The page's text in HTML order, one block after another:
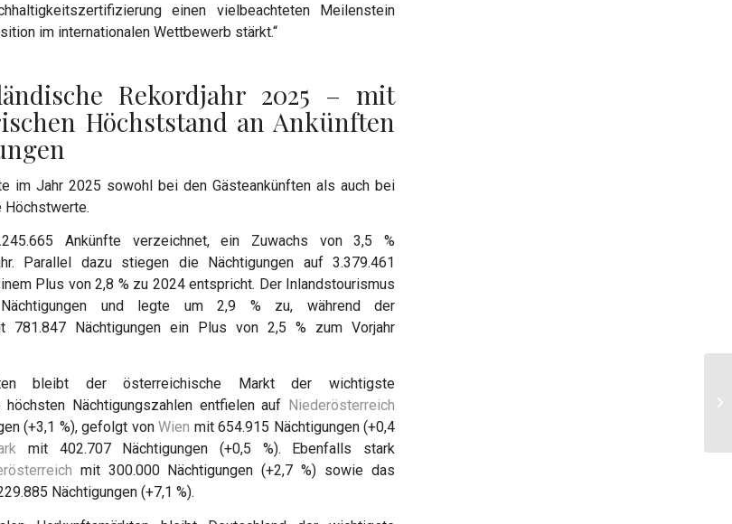
einen vielbeachteten Meilenstein
im internationalen Wettbewerb stärkt.“
Rekordjahr 2025 – mit
Höchststand an Ankünften
im Jahr 2025 sowohl bei den Gästeankünften als auch bei
Höchstwerte.
Ankünfte verzeichnet, ein Zuwachs von 3,5 %
Parallel dazu stiegen die Nächtigungen auf 3.379.461
Plus von 2,8 % zu 2024 entspricht. Der Inlandstourismus
Nächtigungen und legte um 2,9 % zu, während der
781.847 Nächtigungen ein Plus von 2,5 % zum Vorjahr
bleibt der österreichische Markt der wichtigste
höchsten Nächtigungszahlen entfielen auf Niederösterreich
(+3,1 %), gefolgt vonWien mit 654.915 Nächtigungen (+0,4
mit 402.707 Nächtigungen (+0,5 %). Ebenfalls stark
mit 300.000 Nächtigungen (+2,7 %) sowie das
Nächtigungen (+7,1 %).